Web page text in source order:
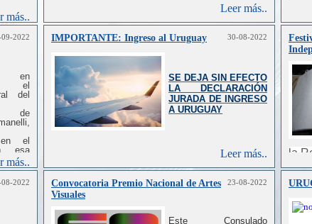
más..
Leer más..
de
la
XXI.
2022
en
el
del
de
el
esa
del
que
más..
IMPORTANTE: Ingreso al Uruguay 30-08-2022
SE DEJA SIN EFECTO
LA DECLARACIÓN
JURADA DE INGRESO
A URUGUAY
Leer más..
la
de
2022
Convocatoria Premio Nacional de Artes
Visuales
23-08-2022
Este Consulado